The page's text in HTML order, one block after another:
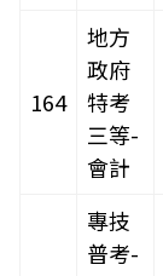
164
地方
政府
特考
三等-
會計
專技
普考-